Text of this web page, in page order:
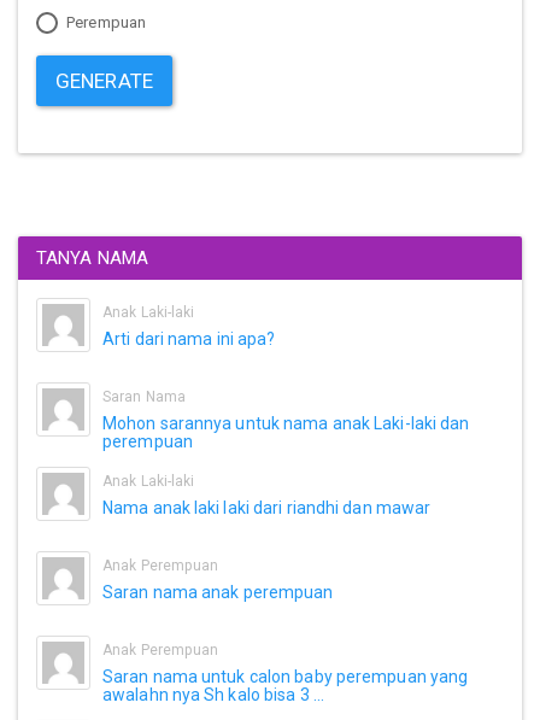
Perempuan
GENERATE
TANYA NAMA
Anak Laki-laki
Arti dari nama ini apa?
Saran Nama
Mohon sarannya untuk nama anak Laki-laki dan
perempuan
Anak Laki-laki
Nama anak laki laki dari riandhi dan mawar
Anak Perempuan
Saran nama anak perempuan
Anak Perempuan
Saran nama untuk calon baby perempuan yang
awalahn nya Sh kalo bisa 3 ...